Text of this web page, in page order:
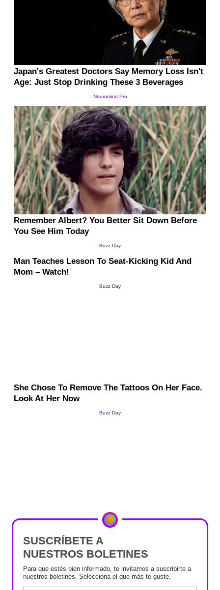
SUSCRÍBETE A
NUESTROS BOLETINES
Para que estés bien informado, te invitamos a suscribirte a
nuestros boletines. Selecciona el que más te guste.